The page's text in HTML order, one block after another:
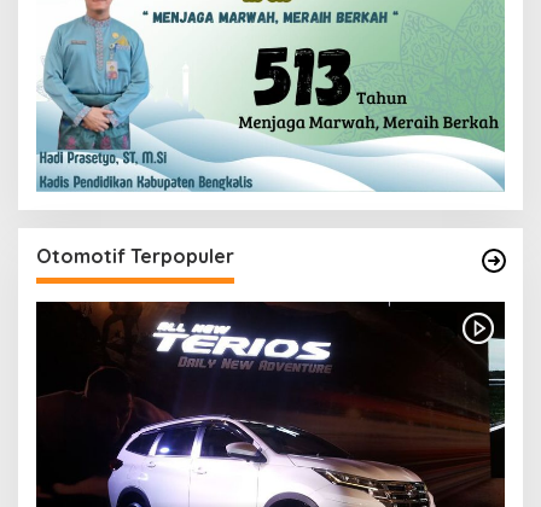
Otomotif Terpopuler